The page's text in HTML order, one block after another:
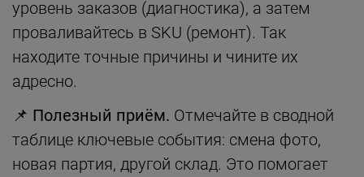
уровень заказов (диагностика), а затем
проваливайтесь в SKU (ремонт). Так
находите точные причины и чините их
адресно.
📌 Полезный приём. Отмечайте в сводной
таблице ключевые события: смена фото,
новая партия, другой склад. Это помогает